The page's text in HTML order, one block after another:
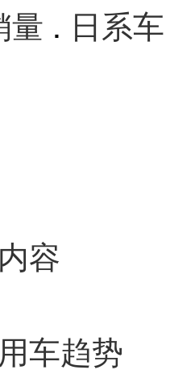
量 . 日系车
容
车趋势